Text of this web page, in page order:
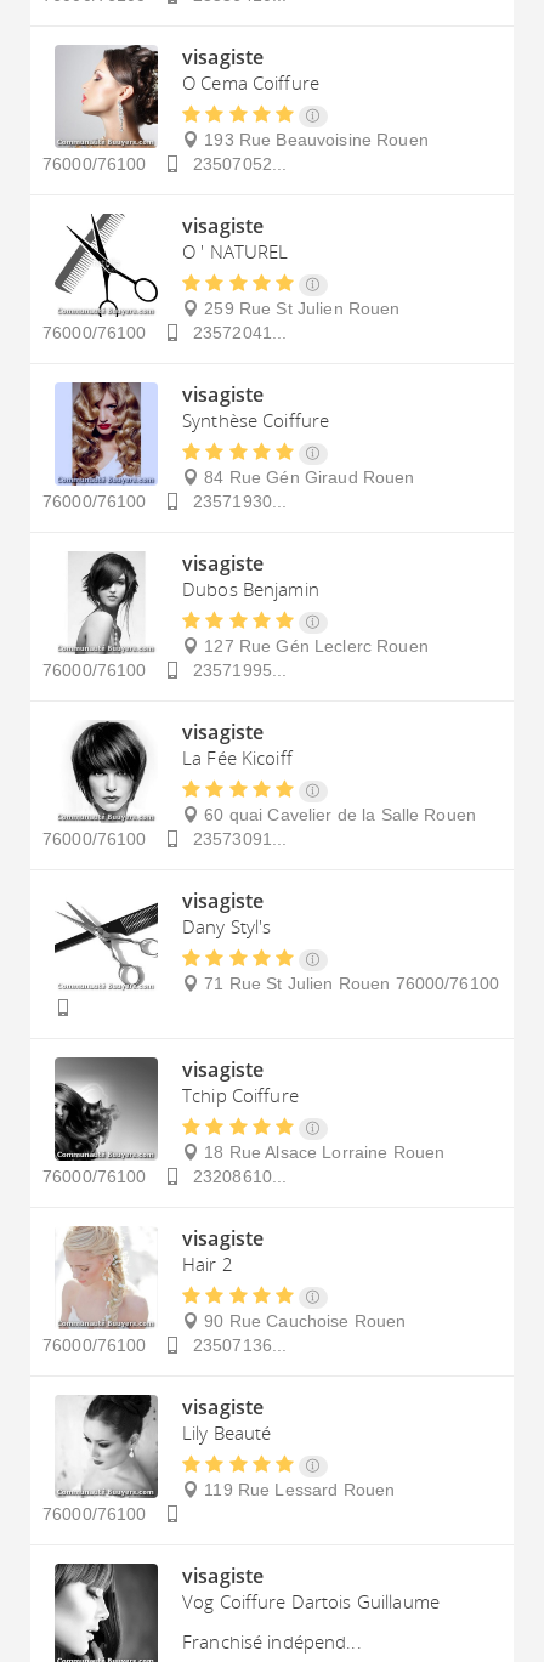
visagiste
O Cema Coiffure
193 Rue Beauvoisine Rouen
76000/76100
23507052...
visagiste
O ' NATUREL
259 Rue St Julien Rouen
76000/76100
23572041...
visagiste
Synthèse Coiffure
84 Rue Gén Giraud Rouen
76000/76100
23571930...
visagiste
Dubos Benjamin
127 Rue Gén Leclerc Rouen
76000/76100
23571995...
visagiste
La Fée Kicoiff
60 quai Cavelier de la Salle Rouen
76000/76100
23573091...
visagiste
Dany Styl's
71 Rue St Julien Rouen 76000/76100
visagiste
Tchip Coiffure
18 Rue Alsace Lorraine Rouen
76000/76100
23208610...
visagiste
Hair 2
90 Rue Cauchoise Rouen
76000/76100
23507136...
visagiste
Lily Beauté
119 Rue Lessard Rouen
76000/76100
visagiste
Vog Coiffure Dartois Guillaume
Franchisé indépend...